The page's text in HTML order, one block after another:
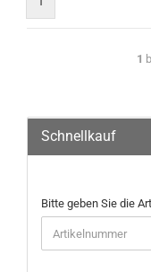
1
Schnellkauf
Bitte geben Sie die